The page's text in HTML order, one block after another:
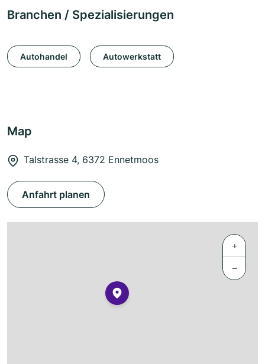
Branchen / Spezialisierungen
Autohandel Autowerkstatt
Map
Talstrasse 4, 6372 Ennetmoos
Anfahrt planen
+
−